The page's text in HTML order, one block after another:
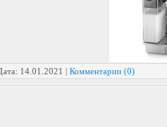
14.01.2021 | Комментарии (0)